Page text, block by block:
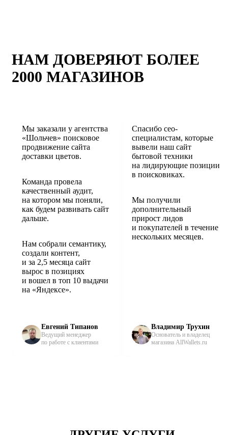
НАМ ДОВЕРЯЮТ БОЛЕЕ
2000 МАГАЗИНОВ
Мы заказали у агентства
«Шольчев» поисковое
продвижение сайта
доставки цветов.
Команда провела
качественный аудит,
на котором мы поняли,
как будем развивать сайт
дальше.
Нам собрали семантику,
создали контент,
и за 2,5 месяца сайт
вырос в позициях
и вошел в топ 10 выдачи
на «Яндексе».
Евгений Типанов
Ведущий менеджер
по работе с клиентами
Спасибо сео-
специалистам, которые
вывели наш сайт
бытовой техники
на лидирующие позиции
в поисковиках.
Мы получили
дополнительный
прирост лидов
и покупателей в течение
нескольких месяцев.
Владимир Трухин
Основатель и владелец
магазина AllWallets.ru